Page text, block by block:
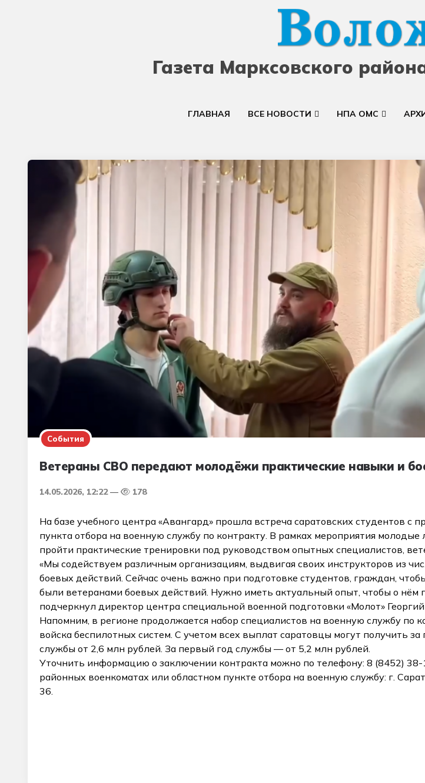
Газета Марксовского
ГЛАВНАЯ ВСЕ НОВОСТИ НПА ОМС
События
Ветераны СВО передают молодёжи практические навыки и
14.05.2026, 12:22 178
На базе учебного центра «Авангард» прошла встреча саратовских студентов с
пункта отбора на военную службу по контракту. В рамках мероприятия молодые
пройти практические тренировки под руководством опытных специалистов,
«Мы содействуем различным организациям, выдвигая своих инструкторов из
боевых действий. Сейчас очень важно при подготовке студентов, граждан,
были ветеранами боевых действий. Нужно иметь актуальный опыт, чтобы о нём
подчеркнул директор центра специальной военной подготовки «Молот»
Напомним, в регионе продолжается набор специалистов на военную службу по
войска беспилотных систем. С учетом всех выплат саратовцы могут получить
службы от 2,6 млн рублей. За первый год службы — от 5,2 млн рублей.
Уточнить информацию о заключении контракта можно по телефону: 8 (8452)
районных военкоматах или областном пункте отбора на военную службу: г.
36.